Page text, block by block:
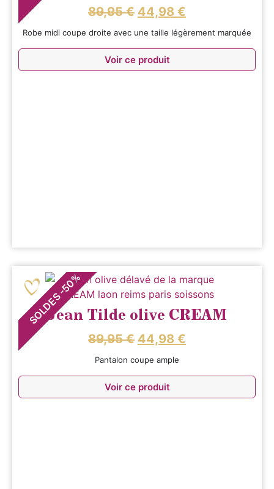
89,95€ 44,98 €
Robe midi coupe droite avec une taille légèrement marquée
Voir ce produit
SOLDES
-
50
%
Jean Tilde olive CREAM
89,95€ 44,98 €
Pantalon coupe ample
Voir ce produit